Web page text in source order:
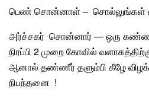
பெண் சொன்னாள் – சொல்லுங்கள்
அர்ச்சகர் சொன்னார் — ஒரு
நிரப்பி 2 முறைகோவில்
ஆனால் தண்ணீர் தளும்பி கீழே
நிபந்தனை !